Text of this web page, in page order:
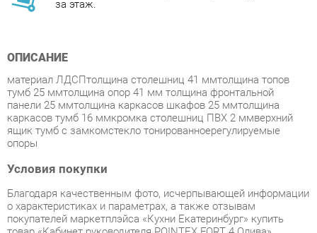
тумб 25 ммтолщина опор 41 мм толщина фронтальной
каркасов тумб 16 ммкромка столешниц ПВХ 2 ммверхний
ящик тумб с замкомстекло тонированноерегулируемые
опоры
Условия покупки
Благодаря качественным фото, исчерпывающей информации
о характеристиках и параметрах, а также отзывам
покупателей маркетплэйса «Кухни Екатеринбург» купить
товар «Кабинет руководителя POINTEX FORT 4 Олива»
категории Готовые комплекты производства Pointex с
доставкой из Екатеринбурга по цене со скидкой и гарантией
от производителя не составит труда.